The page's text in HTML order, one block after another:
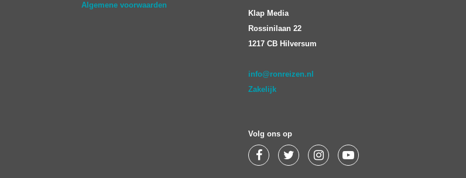
Algemene voorwaarden
Klap Media
Rossinilaan 22
1217 CB Hilversum
info@ronreizen.nl
Zakelijk
Volg ons op